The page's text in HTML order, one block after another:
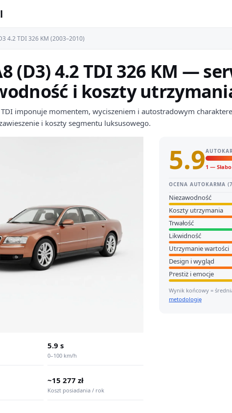
4.2 TDI 326 KM (2003–2010)
(D3) 4.2 TDI 326 KM —
i koszty
imponuje momentem, wyciszeniem i autostradowym
i koszty segmentu luksusowego.
5.9 s
0–100 km/h
~15 277 zł
Koszt posiadania / rok
5.9 1 — Słabo
OCENA AUTOKARMA
Niezawodność
Koszty utrzymania
Trwałość
Likwidność
Utrzymanie wartości
Design i wygląd
Prestiż i emocje
Wynik końcowy =
metodologię